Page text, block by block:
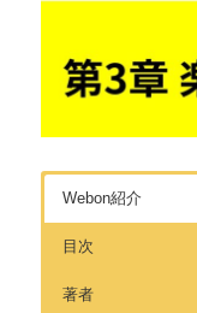
Webon紹介
目次
著者